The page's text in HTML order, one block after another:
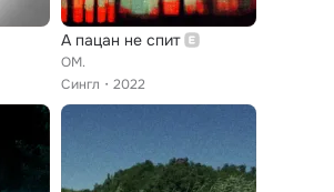
А пацан не спит
OM.
Сингл
2022